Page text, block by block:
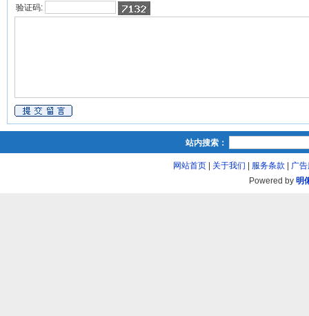
验证码:
站内搜索：
网站首页| 关于我们 服务条款
广
Powered by 明